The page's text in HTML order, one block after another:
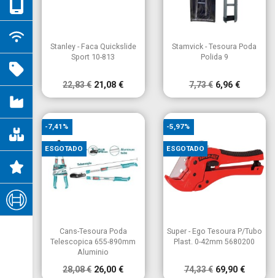
 Vista rápida
Stanley - Faca Quickslide
Sport 10-813
22,83 € 21,08 €
Vista rápida
Stamvick - Tesoura Poda
Polida 9
7,73 € 6,96 €
Vista rápida
Cans-Tesoura Poda
Telescopica 655-890mm
Aluminio
28,08 € 26,00 €
-7,41%
ESGOTADO
Vista rápida
Super - Ego Tesoura P/Tubo
Plast. 0-42mm 5680200
74,33 € 69,90 €
-5,97%
ESGOTADO